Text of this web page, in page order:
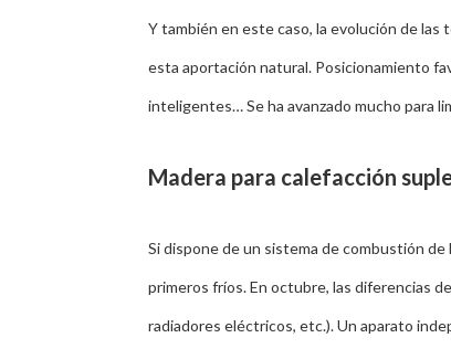
Y también en este caso, la evolución de
esta aportación natural. Posicionamiento
inteligentes… Se ha avanzado mucho para
Madera para calefacción
Si dispone de un sistema de combustión
primeros fríos. En octubre, las diferencias
radiadores eléctricos, etc.). Un aparato